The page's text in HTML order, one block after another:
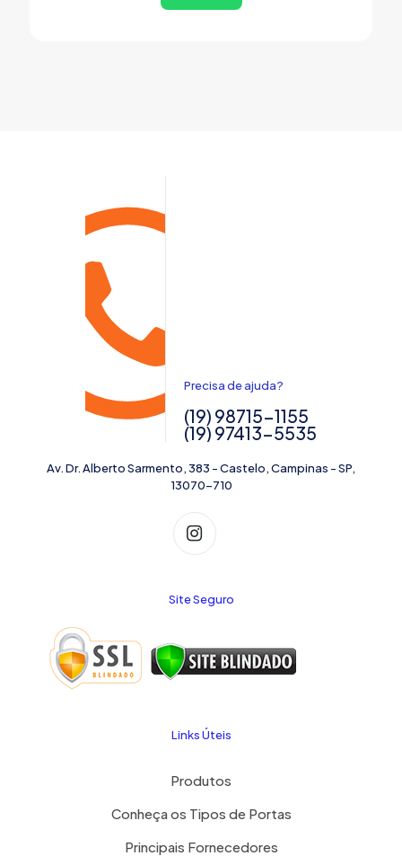
Precisa de ajuda?
(19) 98715-1155
(19) 97413-5535
Av. Dr. Alberto Sarmento, 383 - Castelo, Campinas - SP,
13070-710
Site Seguro
Links Úteis
Produtos
Conheça os Tipos de Portas
Principais Fornecedores